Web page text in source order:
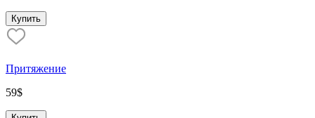
Купить
Притяжение
59$